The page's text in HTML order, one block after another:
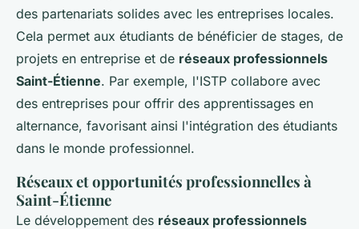
des partenariats solides avec les entreprises locales.
Cela permet aux étudiants de bénéficier de stages, de
projets en entreprise et de réseaux professionnels
Saint-Étienne. Par exemple, l'ISTP collabore avec
des entreprises pour offrir des apprentissages en
alternance, favorisant ainsi l'intégration des étudiants
dans le monde professionnel.
Réseaux et opportunités professionnelles à
Saint-Étienne
Le développement des réseaux professionnels